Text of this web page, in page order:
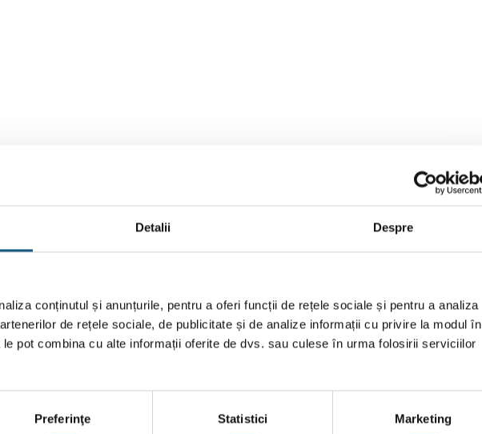
Detalii Despre
conținutul și anunțurile, pentru a oferi funcții de rețele sociale și pentru a analiza
de rețele sociale, de publicitate și de analize informații cu privire la modul în
pot combina cu alte informații oferite de dvs. sau culese în urma folosirii serviciilor
Preferinţe Statistici Marketing